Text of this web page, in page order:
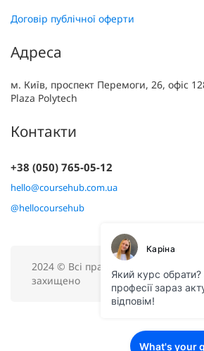
Договір публічної оферти
Адреса
м. Київ, проспект Перемоги, 26, офіс
Plaza Polytech
Контакти
+38 (050) 765-05-12
hello@coursehub.com.ua
@hellocoursehub
2024 © Всі права
захищено